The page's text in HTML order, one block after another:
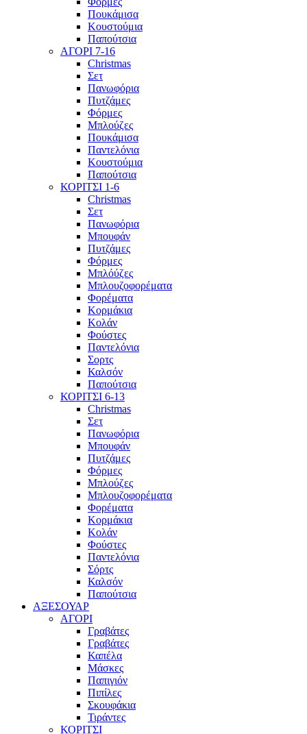
Πουκάμισα
Κουστούμια
Παπούτσια
ΑΓΟΡΙ 7-16
Christmas
Σετ
Πανωφόρια
Πυτζάμες
Φόρμες
Μπλούζες
Πουκάμισα
Παντελόνια
Κουστούμια
Παπούτσια
ΚΟΡΙΤΣΙ 1-6
Christmas
Σετ
Πανωφόρια
Μπουφάν
Πυτζάμες
Φόρμες
Μπλόύζες
Μπλουζοφορέματα
Φορέματα
Κορμάκια
Κολάν
Φούστες
Παντελόνια
Σορτς
Καλσόν
Παπούτσια
ΚΟΡΙΤΣΙ 6-13
Christmas
Σετ
Πανωφόρια
Μπουφάν
Πυτζάμες
Φόρμες
Μπλούζες
Μπλουζοφορέματα
Φορέματα
Κορμάκια
Κολάν
Φούστες
Παντελόνια
Σόρτς
Καλσόν
Παπούτσια
ΑΞΕΣΟΥΑΡ
ΑΓΟΡΙ
Γραβάτες
Γραβάτες
Καπέλα
Μάσκες
Παπιγιόν
Πιπίλες
Σκουφάκια
Τιράντες
ΚΟΡΙΤΣΙ